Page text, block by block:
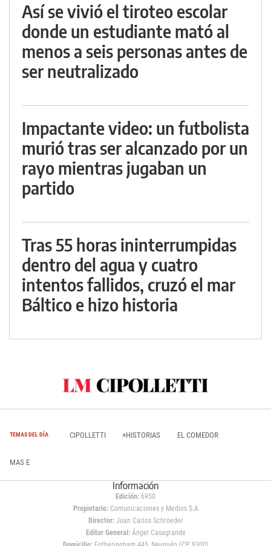
Así se vivió el tiroteo escolar
donde un estudiante mató al
menos a seis personas antes de
ser neutralizado
Impactante video: un futbolista
murió tras ser alcanzado por un
rayo mientras jugaban un
partido
Tras 55 horas ininterrumpidas
dentro del agua y cuatro
intentos fallidos, cruzó el mar
Báltico e hizo historia
TEMAS DEL DÍA CIPOLLETTI +HISTORIAS EL COMEDOR
MAS E
Información
Edición: 6950
Propietario:Comunicaciones y Medios S.A
Director: Juan Carlos Schroeder
Editor General:Ángel Casagrande